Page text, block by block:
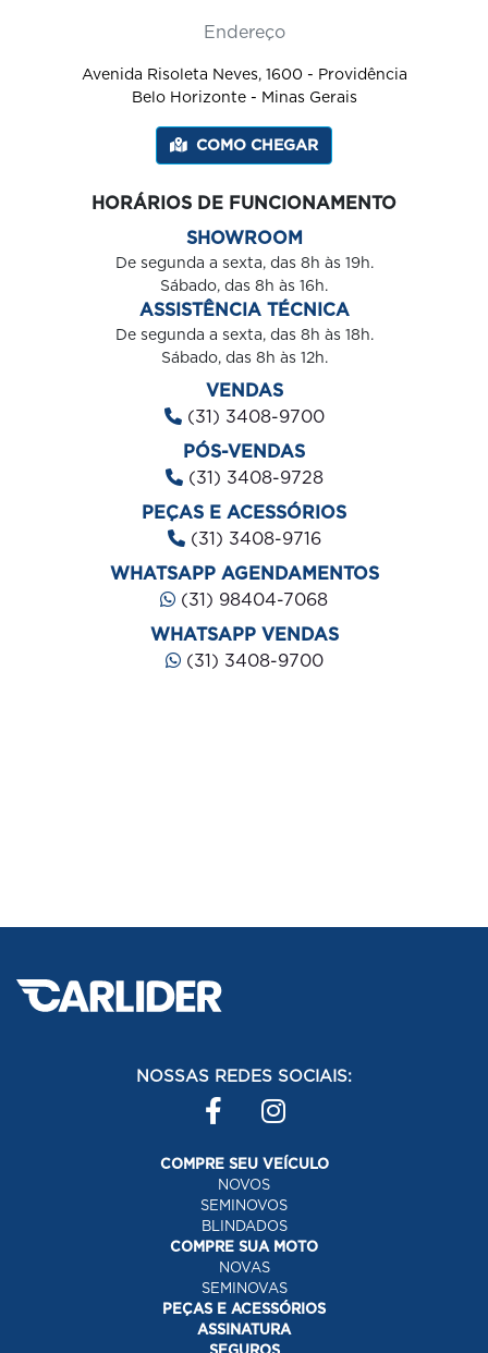
Endereço
Avenida Risoleta Neves, 1600 - Providência
Belo Horizonte - Minas Gerais
COMO CHEGAR
HORÁRIOS DE FUNCIONAMENTO
SHOWROOM
De segunda a sexta, das 8h às 19h.
Sábado, das 8h às 16h.
ASSISTÊNCIA TÉCNICA
De segunda a sexta, das 8h às 18h.
Sábado, das 8h às 12h.
VENDAS
(31) 3408-9700
PÓS-VENDAS
(31) 3408-9728
PEÇAS E ACESSÓRIOS
(31) 3408-9716
WHATSAPP AGENDAMENTOS
(31) 98404-7068
WHATSAPP VENDAS
(31) 3408-9700
NOSSAS REDES SOCIAIS:
COMPRE SEU VEÍCULO
NOVOS
SEMINOVOS
BLINDADOS
COMPRE SUA MOTO
NOVAS
SEMINOVAS
PEÇAS E ACESSÓRIOS
ASSINATURA